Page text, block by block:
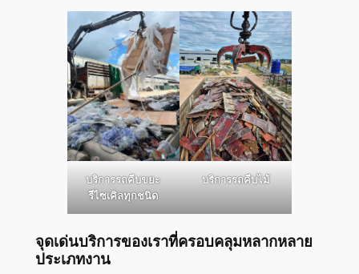
บริการรถคีบขยะ
รีไซเคิลทุกชนิด
บริการรถคีบไม้
จุดเด่นบริการของเราที่ครอบคลุมหลากหลาย
ประเภทงาน